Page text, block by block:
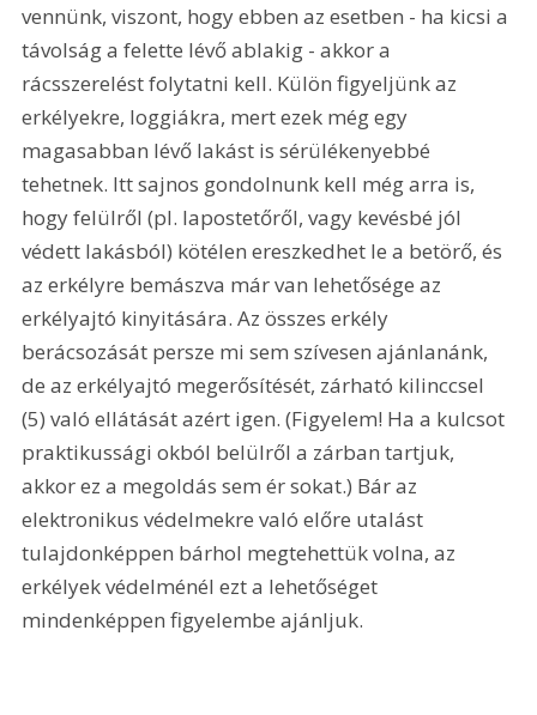
vennünk, viszont, hogy ebben az esetben - ha kicsi a
távolság a felette lévő ablakig - akkor a
rácsszerelést folytatni kell. Külön figyeljünk az
erkélyekre, loggiákra, mert ezek még egy
magasabban lévő lakást is sérülékenyebbé
tehetnek. Itt sajnos gondolnunk kell még arra is,
hogy felülről (pl. lapostetőről, vagy kevésbé jól
védett lakásból) kötélen ereszkedhet le a betörő, és
az erkélyre bemászva már van lehetősége az
erkélyajtó kinyitására. Az összes erkély
berácsozását persze mi sem szívesen ajánlanánk,
de az erkélyajtó megerősítését, zárható kilinccsel
(5) való ellátását azért igen. (Figyelem! Ha a kulcsot
praktikussági okból belülről a zárban tartjuk,
akkor ez a megoldás sem ér sokat.) Bár az
elektronikus védelmekre való előre utalást
tulajdonképpen bárhol megtehettük volna, az
erkélyek védelménél ezt a lehetőséget
mindenképpen figyelembe ajánljuk.